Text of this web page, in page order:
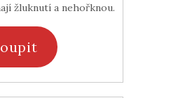
žluknutí a nehořknou.